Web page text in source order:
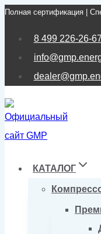
Перейти
Полная сертификация |
8 499 226-26-67
КАТАЛОГ